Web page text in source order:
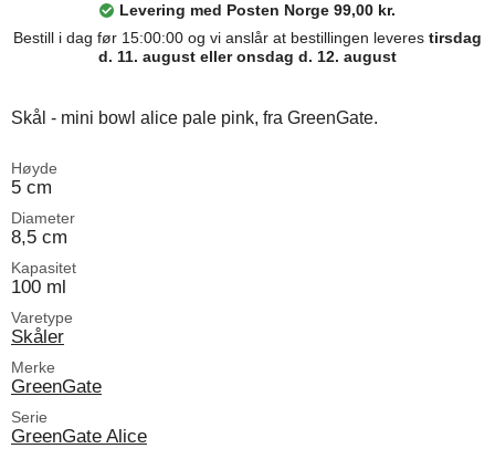
Levering med Posten Norge 99,00 kr.
Bestill i dag før 15:00:00 og vi anslår at bestillingen leveres tirsdag
d. 11. august eller onsdag d. 12. august
Skål - mini bowl alice pale pink, fra GreenGate.
Høyde
5 cm
Diameter
8,5 cm
Kapasitet
100 ml
Varetype
Skåler
Merke
GreenGate
Serie
GreenGate Alice